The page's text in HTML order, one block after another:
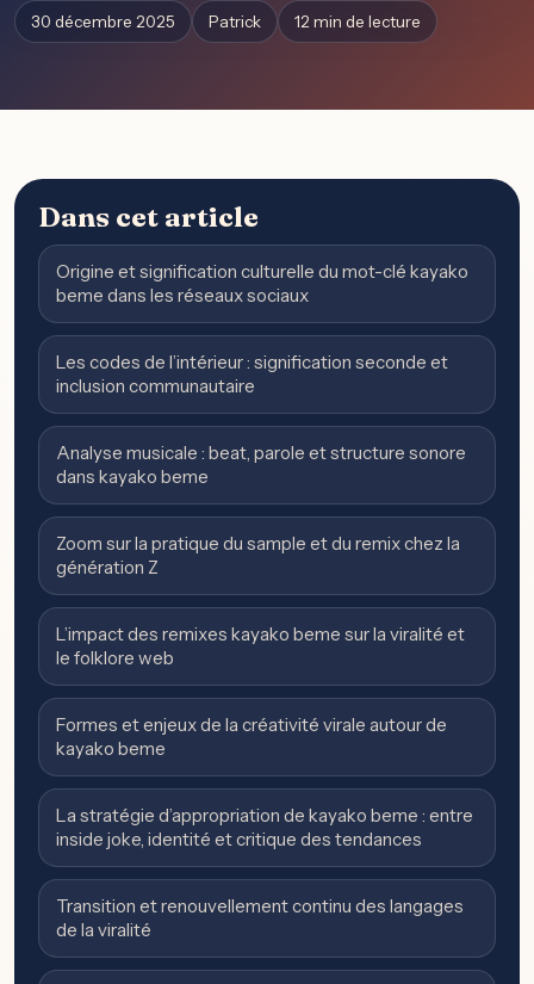
30 décembre 2025 Patrick 12 min de lecture
Dans cet article
Origine et signification culturelle du mot-clé kayako
beme dans les réseaux sociaux
Les codes de l’intérieur : signification seconde et
inclusion communautaire
Analyse musicale : beat, parole et structure sonore
dans kayako beme
Zoom sur la pratique du sample et du remix chez la
génération Z
L’impact des remixes kayako beme sur la viralité et
le folklore web
Formes et enjeux de la créativité virale autour de
kayako beme
La stratégie d’appropriation de kayako beme : entre
inside joke, identité et critique des tendances
Transition et renouvellement continu des langages
de la viralité